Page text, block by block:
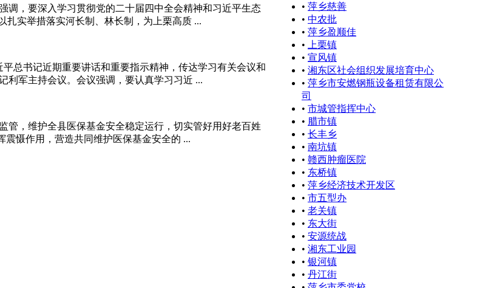
调，要深入学习贯彻党的二十届四中全会精神和习近平生态
扎实举措落实河长制、林长制，为上栗高质 ...
总书记近期重要讲话和重要指示精神，传达学习有关会议和
利军主持会议。会议强调，要认真学习习近 ...
管，维护全县医保基金安全稳定运行，切实管好用好老百姓
震慑作用，营造共同维护医保基金安全的 ...
• 萍乡慈善
• 中农批
• 萍乡盈顺佳
•
上栗镇
• 宣风镇
• 湘东区社会组织发展培育中心
• 萍乡市安燃钢瓶设备租赁有限公
司
• 市城管指挥中心
• 腊市镇
• 长丰乡
• 南坑镇
• 赣西肿瘤医院
• 东桥镇
• 萍乡经济技术开发区
• 市五型办
• 老关镇
• 东大街
• 安源统战
• 湘东工业园
• 银河镇
• 丹江街